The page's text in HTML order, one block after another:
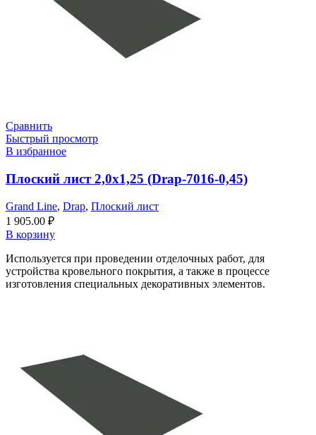
Сравнить
Быстрый просмотр
В избранное
Плоский лист 2,0х1,25 (Drap-7016-0,45)
Grand Line, Drap, Плоский лист
1 905.00 ₽
В корзину
Используется при проведении отделочных работ, для
устройства кровельного покрытия, а также в процессе
изготовления специальных декоративных элементов.